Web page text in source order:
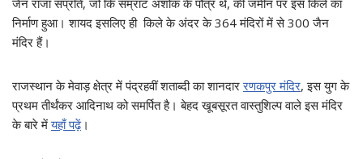
जैन राजा संप्रति, जो कि सम्राट अशोक के पौत्र थे, की जमीन पर इस किले का
निर्माण हुआ। शायद इसलिए ही किले के अंदर के 364 मंदिरों में से 300 जैन
मंदिर हैं।
राजस्थान के मेवाड़ क्षेत्र में पंद्रहवीं शताब्दी का शानदाररणकपुर मंदिर, इस युग के
प्रथम तीर्थंकर आदिनाथ को समर्पित है। बेहद खूबसूरत वास्तुशिल्प वाले इस मंदिर
के बारे मेंयहाँ पढ़ें।